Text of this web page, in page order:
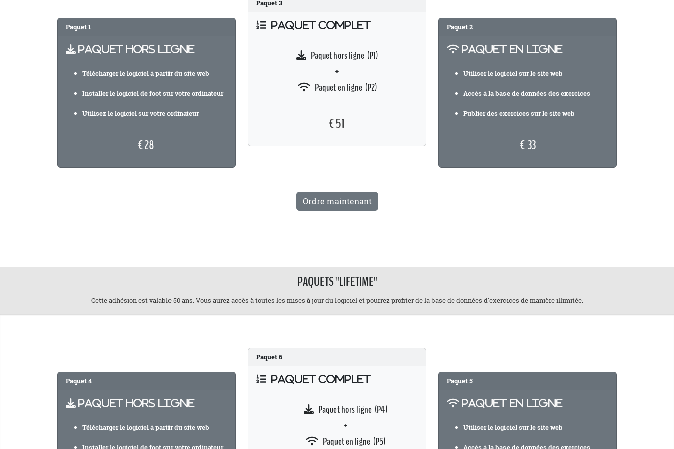
Paquet 1
PAQUET HORS LIGNE
Télécharger le logiciel à partir du site web
Installer le logiciel de foot sur votre ordinateur
Utilisez le logiciel sur votre ordinateur
€ 28
Paquet3
PAQUET COMPLET
Paquet hors ligne (P1)
+
Paquet en ligne (P2)
€ 51
Paquet2
PAQUET EN LIGNE
Utiliser le logiciel sur le site web
Accès à la base de données des exercices
Publier des exercices sur le site web
€ 33
Ordre maintenant
PAQUETS "LIFETIME"
Cette adhésion est valable 50 ans. Vous aurez accès à toutes les mises à jour du logiciel et pourrez profiter de la base de données d'exercices de manière illimitée.
Paquet 4
PAQUET HORS LIGNE
Télécharger le logiciel à partir du site web
Paquet6
PAQUET COMPLET
Paquet hors ligne (P4)
+
Paquet en ligne (P5)
Paquet5
PAQUET EN LIGNE
Utiliser le logiciel sur le site web